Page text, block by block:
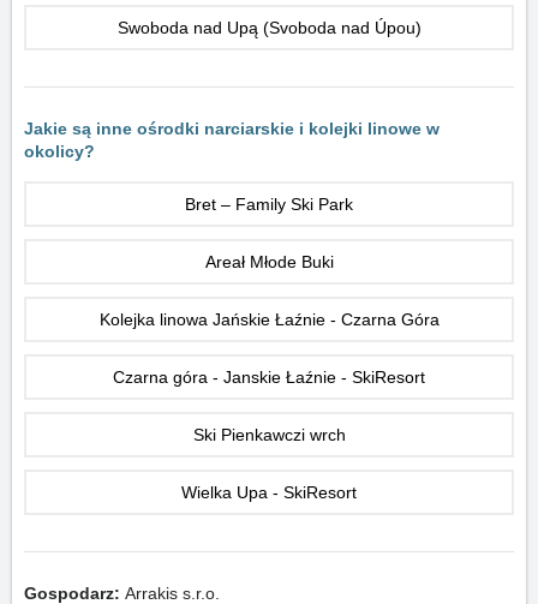
Swoboda nad Upą (Svoboda nad Úpou)
Jakie są inne ośrodki narciarskie i kolejki linowe w
okolicy?
Bret – Family Ski Park
Areał Młode Buki
Kolejka linowa Jańskie Łaźnie - Czarna Góra
Czarna góra - Janskie Łaźnie - SkiResort
Ski Pienkawczi wrch
Wielka Upa - SkiResort
Gospodarz: Arrakis s.r.o.